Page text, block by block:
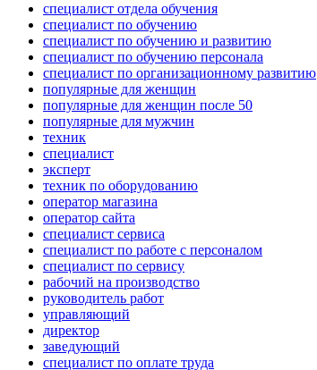
специалист отдела обучения
специалист по обучению
специалист по обучению и развитию
специалист по обучению персонала
специалист по организационному развитию
популярные для женщин
популярные для женщин после 50
популярные для мужчин
техник
специалист
эксперт
техник по оборудованию
оператор магазина
оператор сайта
специалист сервиса
специалист по работе с персоналом
специалист по сервису
рабочий на производство
руководитель работ
управляющий
директор
заведующий
специалист по оплате труда